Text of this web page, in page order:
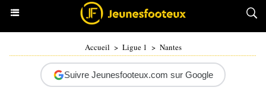
Accueil > Ligue 1 > Nantes
Suivre Jeunesfooteux.com sur Google